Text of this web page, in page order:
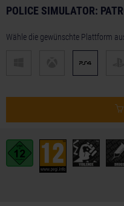
POLICE SIMULATOR:
Wähle die gewünschte Plattform